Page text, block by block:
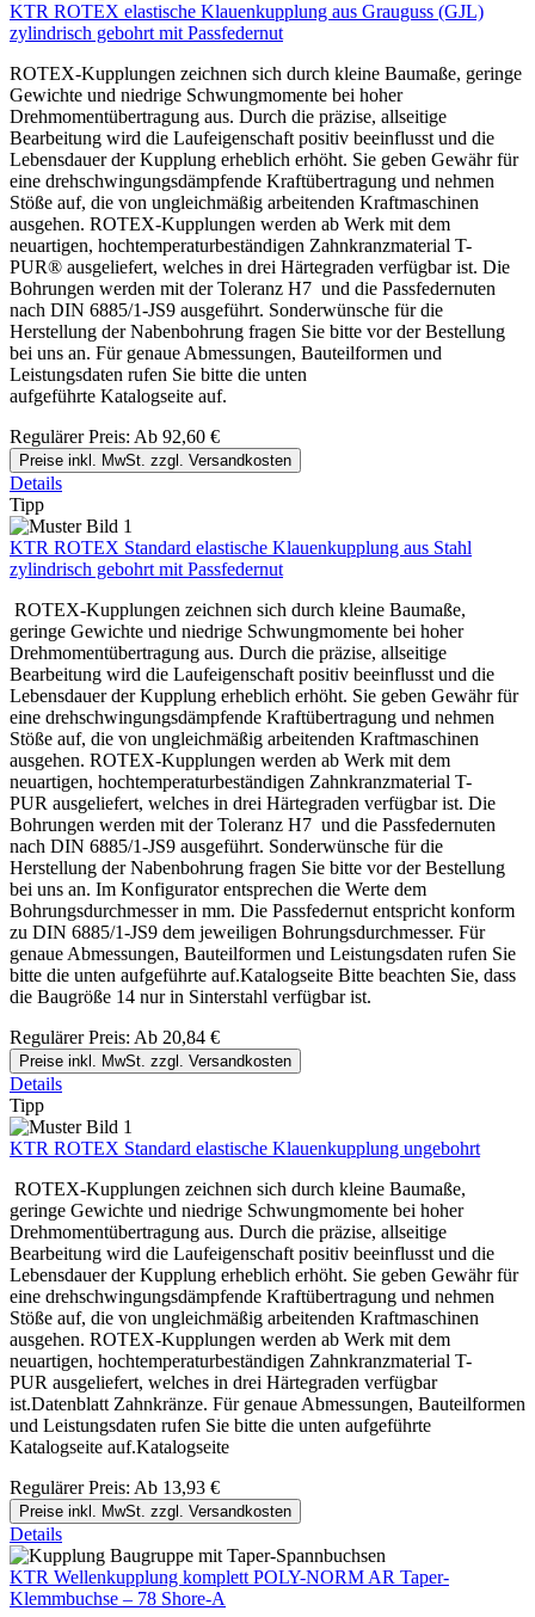
KTR ROTEX elastische Klauenkupplung aus Grauguss (GJL)
zylindrisch gebohrt mit Passfedernut
ROTEX-Kupplungen zeichnen sich durch kleine Baumaße, geringe
Gewichte und niedrige Schwungmomente bei hoher
Drehmomentübertragung aus. Durch die präzise, allseitige
Bearbeitung wird die Laufeigenschaft positiv beeinflusst und die
Lebensdauer der Kupplung erheblich erhöht. Sie geben Gewähr für
eine drehschwingungsdämpfende Kraftübertragung und nehmen
Stöße auf, die von ungleichmäßig arbeitenden Kraftmaschinen
ausgehen. ROTEX-Kupplungen werden ab Werk mit dem
neuartigen, hochtemperaturbeständigen Zahnkranzmaterial T-
PUR® ausgeliefert, welches in drei Härtegraden verfügbar ist. Die
Bohrungen werden mit der Toleranz H7 und die Passfedernuten
nach DIN 6885/1-JS9 ausgeführt. Sonderwünsche für die
Herstellung der Nabenbohrung fragen Sie bitte vor der Bestellung
bei uns an. Für genaue Abmessungen, Bauteilformen und
Leistungsdaten rufen Sie bitte die unten
aufgeführte Katalogseite auf.
Regulärer Preis: Ab 92,60 €
Preise inkl. MwSt. zzgl. Versandkosten
Details
Tipp
KTR ROTEX Standard elastische Klauenkupplung aus Stahl
zylindrisch gebohrt mit Passfedernut
ROTEX-Kupplungen zeichnen sich durch kleine Baumaße,
geringe Gewichte und niedrige Schwungmomente bei hoher
Drehmomentübertragung aus. Durch die präzise, allseitige
Bearbeitung wird die Laufeigenschaft positiv beeinflusst und die
Lebensdauer der Kupplung erheblich erhöht. Sie geben Gewähr für
eine drehschwingungsdämpfende Kraftübertragung und nehmen
Stöße auf, die von ungleichmäßig arbeitenden Kraftmaschinen
ausgehen. ROTEX-Kupplungen werden ab Werk mit dem
neuartigen, hochtemperaturbeständigen Zahnkranzmaterial T-
PUR ausgeliefert, welches in drei Härtegraden verfügbar ist. Die
Bohrungen werden mit der Toleranz H7 und die Passfedernuten
nach DIN 6885/1-JS9 ausgeführt. Sonderwünsche für die
Herstellung der Nabenbohrung fragen Sie bitte vor der Bestellung
bei uns an. Im Konfigurator entsprechen die Werte dem
Bohrungsdurchmesser in mm. Die Passfedernut entspricht konform
zu DIN 6885/1-JS9 dem jeweiligen Bohrungsdurchmesser. Für
genaue Abmessungen, Bauteilformen und Leistungsdaten rufen Sie
bitte die unten aufgeführte auf.Katalogseite Bitte beachten Sie, dass
die Baugröße 14 nur in Sinterstahl verfügbar ist.
Regulärer Preis: Ab 20,84 €
Preise inkl. MwSt. zzgl. Versandkosten
Details
Tipp
KTR ROTEX Standard elastische Klauenkupplung ungebohrt
ROTEX-Kupplungen zeichnen sich durch kleine Baumaße,
geringe Gewichte und niedrige Schwungmomente bei hoher
Drehmomentübertragung aus. Durch die präzise, allseitige
Bearbeitung wird die Laufeigenschaft positiv beeinflusst und die
Lebensdauer der Kupplung erheblich erhöht. Sie geben Gewähr für
eine drehschwingungsdämpfende Kraftübertragung und nehmen
Stöße auf, die von ungleichmäßig arbeitenden Kraftmaschinen
ausgehen. ROTEX-Kupplungen werden ab Werk mit dem
neuartigen, hochtemperaturbeständigen Zahnkranzmaterial T-
PUR ausgeliefert, welches in drei Härtegraden verfügbar
ist.Datenblatt Zahnkränze. Für genaue Abmessungen, Bauteilformen
und Leistungsdaten rufen Sie bitte die unten aufgeführte
Katalogseite auf.Katalogseite
Regulärer Preis: Ab 13,93 €
Preise inkl. MwSt. zzgl. Versandkosten
Details
KTR Wellenkupplung komplett POLY-NORM AR Taper-
Klemmbuchse – 78 Shore-A